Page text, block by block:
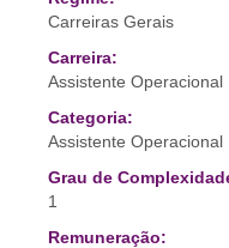
Carreiras Gerais
Carreira:
Assistente Operacional
Categoria:
Assistente Operacional
Grau de
1
Remuneração: